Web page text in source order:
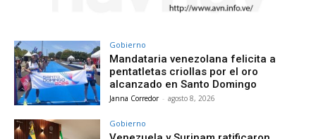
Gobierno
Mandataria venezolana felicita a
pentatletas criollas por el oro
alcanzado en Santo Domingo
Janna Corredor - agosto 8, 2026
Gobierno